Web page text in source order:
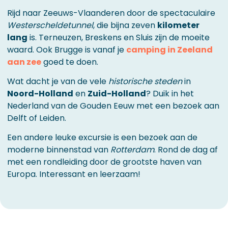
Rijd naar Zeeuws-Vlaanderen door de spectaculaire
Westerscheldetunnel, die bijna zeven kilometer
lang is. Terneuzen, Breskens en Sluis zijn de moeite
waard. Ook Brugge is vanaf je camping in Zeeland
aan zeegoed te doen.
Wat dacht je van de vele historische stedenin
Noord-Holland en Zuid-Holland? Duik in het
Nederland van de Gouden Eeuw met een bezoek aan
Delft of Leiden.
Een andere leuke excursie is een bezoek aan de
moderne binnenstad van Rotterdam. Rond de dag af
met een rondleiding door de grootste haven van
Europa. Interessant en leerzaam!